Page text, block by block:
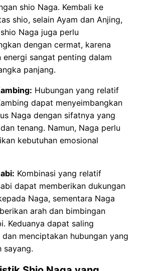
shio Naga. Kembali ke
shio, selain Ayam dan Anjing,
Naga juga perlu
dengan cermat, karena
energi sangat penting dalam
panjang.
Hubungan yang relatif
dapat menyeimbangkan
Naga dengan sifatnya yang
tenang. Namun, Naga perlu
kebutuhan emosional
Kombinasi yang relatif
dapat memberikan dukungan
Naga, sementara Naga
arah dan bimbingan
Keduanya dapat saling
menciptakan hubungan yang
sayang.